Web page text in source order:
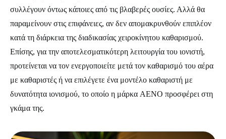
συλλέγουν όντως κάποιες από τις βλαβερές ουσίες. Αλλά θα
παραμείνουν στις επιφάνειες, αν δεν απομακρυνθούν επιπλέον
κατά τη διάρκεια της διαδικασίας χειροκίνητου καθαρισμού.
Επίσης, για την αποτελεσματικότερη λειτουργία του ιονιστή,
προτείνεται να τον ενεργοποιείτε μετά τον καθαρισμό του αέρα
με καθαριστές ή να επιλέγετε ένα μοντέλο καθαριστή με
δυνατότητα ιονισμού, το οποίο η μάρκα AENO προσφέρει στη
γκάμα της.